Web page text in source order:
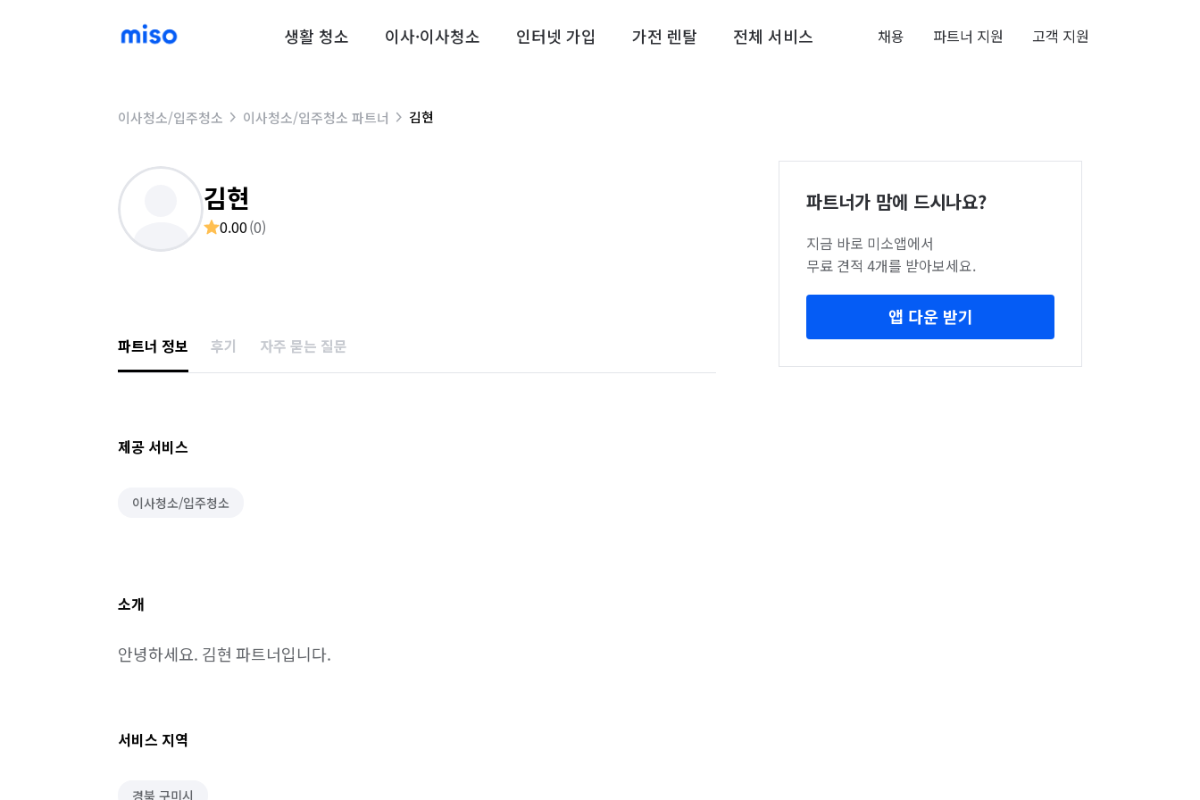
생활 청소 이사·이사청소 인터넷 가입 가전 렌탈 전체 서비스 채용 파트너 지원 고객 지원
이사청소/입주청소 이사청소/입주청소 파트너 김현
김현
0.00(0)
파트너 정보 후기 자주 묻는 질문
제공 서비스
이사청소/입주청소
소개
안녕하세요. 김현 파트너입니다.
서비스 지역
경북 구미시
파트너가 맘에 드시나요?
지금 바로 미소앱에서
무료 견적 4개를 받아보세요.
앱 다운 받기